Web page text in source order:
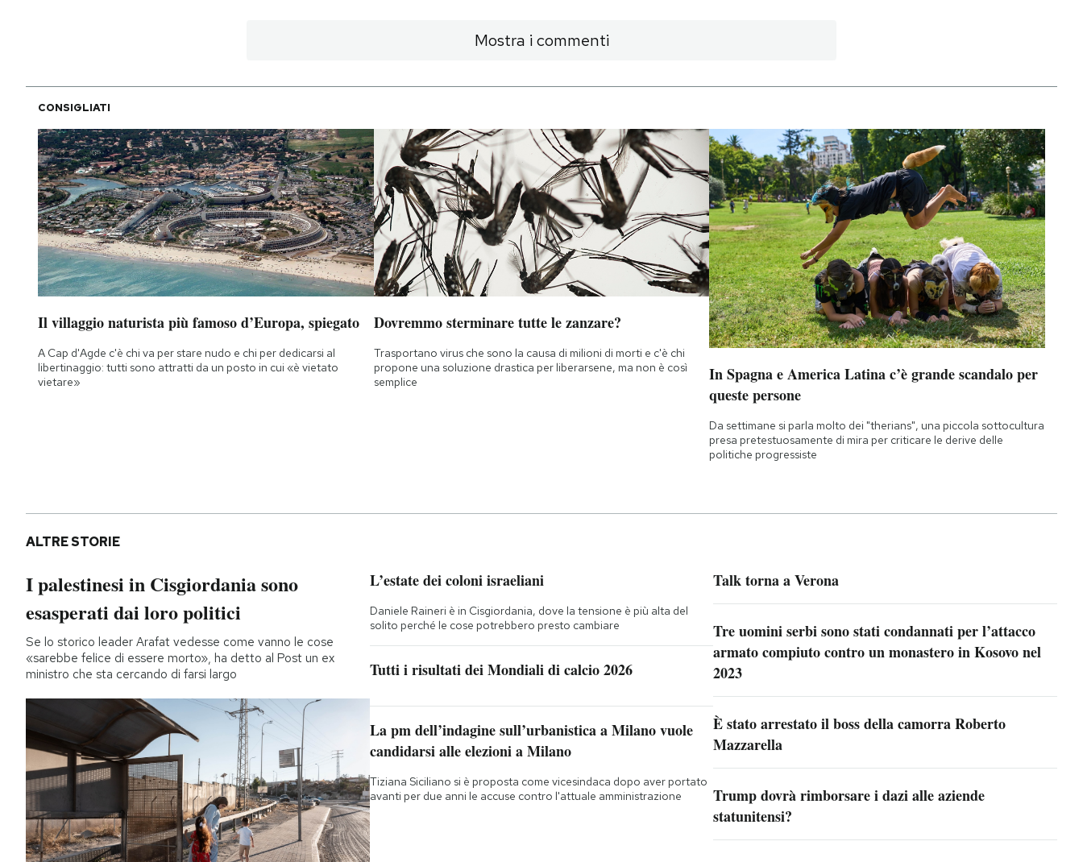
Mostra i commenti
CONSIGLIATI
Il villaggio naturista più famoso d’Europa, spiegato
A Cap d'Agde c'è chi va per stare nudo e chi per dedicarsi al
libertinaggio: tutti sono attratti da un posto in cui «è vietato
vietare»
Dovremmo sterminare tutte le zanzare?
Trasportano virus che sono la causa di milioni di morti e c'è chi
propone una soluzione drastica per liberarsene, ma non è così
semplice
In Spagna e America Latina c’è grande scandalo per
queste persone
Da settimane si parla molto dei "therians", una piccola sottocultura
presa pretestuosamente di mira per criticare le derive delle
politiche progressiste
ALTRE STORIE
I palestinesi in Cisgiordania sono
esasperati dai loro politici
Se lo storico leader Arafat vedesse come vanno le cose
«sarebbe felice di essere morto», ha detto al Post un ex
ministro che sta cercando di farsi largo
L’estate dei coloni israeliani
Daniele Raineri è in Cisgiordania, dove la tensione è più alta del
solito perché le cose potrebbero presto cambiare
Tutti i risultati dei Mondiali di calcio 2026
La pm dell’indagine sull’urbanistica a Milano vuole
candidarsi alle elezioni a Milano
Tiziana Siciliano si è proposta come vicesindaca dopo aver portato
avanti per due anni le accuse contro l'attuale amministrazione
Talk torna a Verona
Tre uomini serbi sono stati condannati per l’attacco
armato compiuto contro un monastero in Kosovo nel
2023
È stato arrestato il boss della camorra Roberto
Mazzarella
Trump dovrà rimborsare i dazi alle aziende
statunitensi?